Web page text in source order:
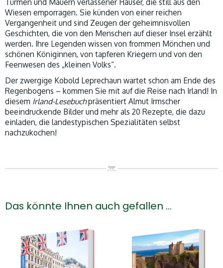
Türmen und Mauern verlassener Häuser, die still aus den
Wiesen emporragen. Sie künden von einer reichen
Vergangenheit und sind Zeugen der geheimnisvollen
Geschichten, die von den Menschen auf dieser Insel erzählt
werden. Ihre Legenden wissen von frommen Mönchen und
schönen Königinnen, von tapferen Kriegern und von den
Feenwesen des „kleinen Volks“.
Der zwergige Kobold Leprechaun wartet schon am Ende des
Regenbogens – kommen Sie mit auf die Reise nach Irland! In
diesem Irland-Lesebuchpräsentiert Almut Irmscher
beeindruckende Bilder und mehr als 20 Rezepte, die dazu
einladen, die landestypischen Spezialitäten selbst
nachzukochen!
Das könnte Ihnen auch gefallen …